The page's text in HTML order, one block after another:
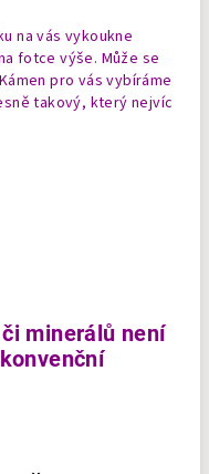
na vás vykoukne
fotce výše. Může se
pro vás vybíráme
takový, který nejvíc
minerálů není